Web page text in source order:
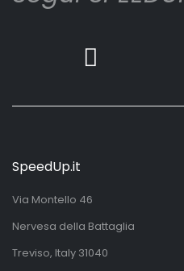
SpeedUp.it
Via Montello 46
Nervesa della Battaglia
Treviso, Italy 31040